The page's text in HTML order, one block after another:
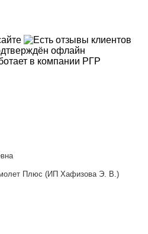
Плюс (ИП Хафизова Э. В.)